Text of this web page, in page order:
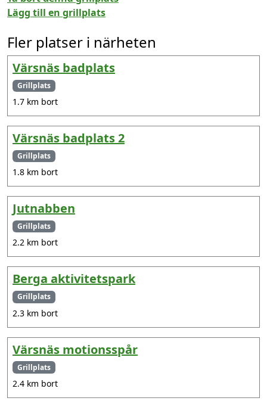
Lägg till en grillplats
Fler platser i närheten
Värsnäs badplats
Grillplats
1.7 km bort
Värsnäs badplats 2
Grillplats
1.8 km bort
Jutnabben
Grillplats
2.2 km bort
Berga aktivitetspark
Grillplats
2.3 km bort
Värsnäs motionsspår
Grillplats
2.4 km bort